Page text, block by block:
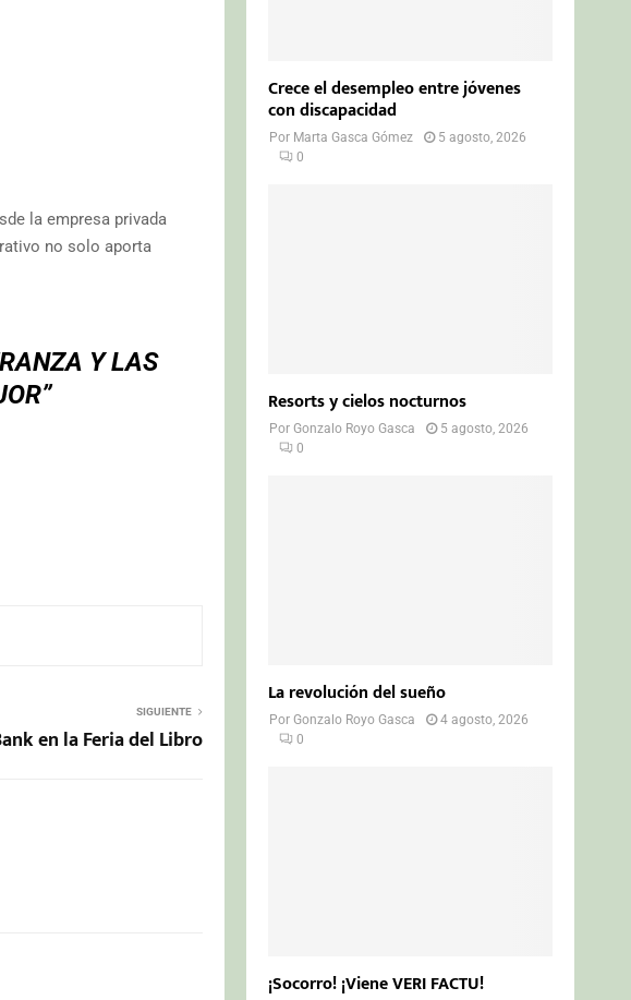
la empresa privada
no solo aporta
Y LAS
SIGUIENTE
en la Feria del Libro
Crece el desempleo entre jóvenes
con discapacidad
Por Marta Gasca Gómez
5 agosto, 2026
0
Resorts y cielos nocturnos
PorGonzalo Royo Gasca
5 agosto, 2026
0
La revolución del sueño
PorGonzalo Royo Gasca
4 agosto, 2026
0
¡Socorro! ¡Viene VERI FACTU!